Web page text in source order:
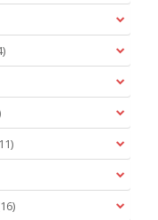
Tours